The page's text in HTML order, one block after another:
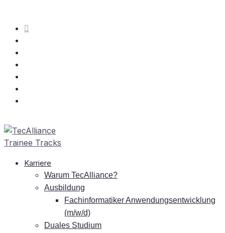
Kar­rie­re
War­um TecAlliance?
Aus­bil­dung
Fach­in­for­ma­ti­ker An­wen­dungs­ent­wick­lung
(m/w/d)
Dua­les Studium